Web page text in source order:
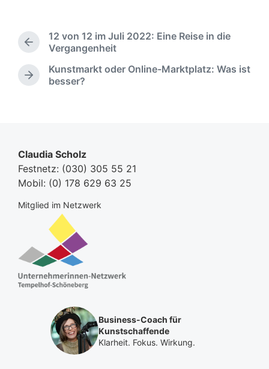
f
e
n
u
n
g
d
m
V
r
h
r
B
e
i
t
:
12 von 12 im Juli 2022: Eine Reise in die
Vergangenheit
N
e
r
B
e
i
t
g
:
Kunstmarkt oder Online-Marktplatz: Was ist
besser?
Claudia Scholz
Festnetz: (030) 305 55 21
Mobil: (0) 178 629 63 25
Mitglied im Netzwerk
Business-Coach für
Kunstschaffende
Klarheit. Fokus. Wirkung.